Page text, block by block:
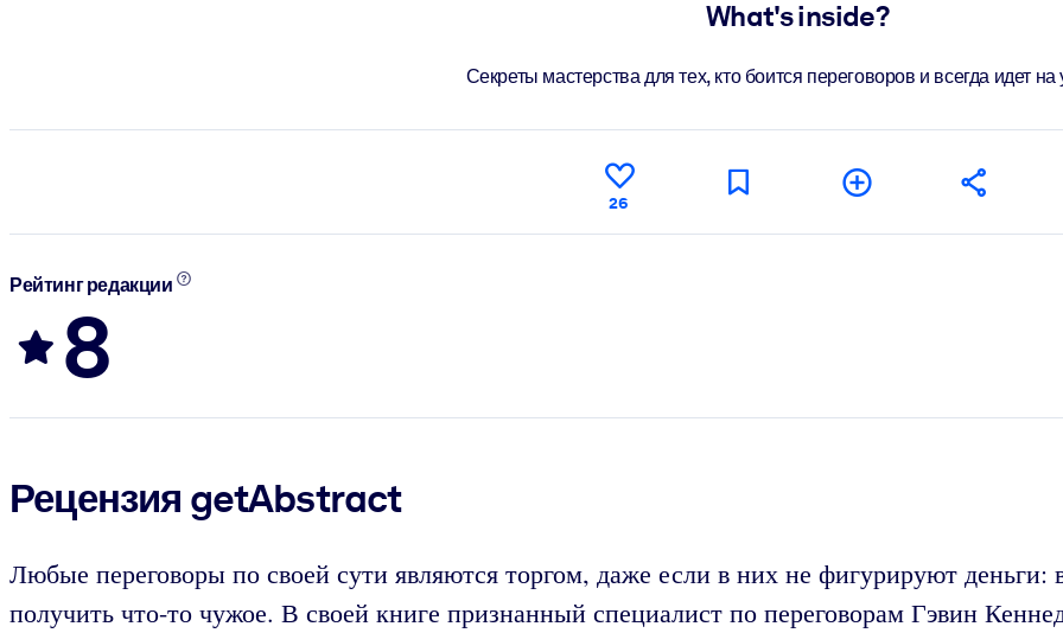
What's inside?
Секреты мастерства для тех, кто боится переговоров и всегда идет на
26
Рейтинг редакции
8
Рецензия getAbstract
Любые переговоры по своей сути являются торгом, даже если в них не фигурируют деньги:
получить что-то чужое. В своей книге признанный специалист по переговорам Гэвин